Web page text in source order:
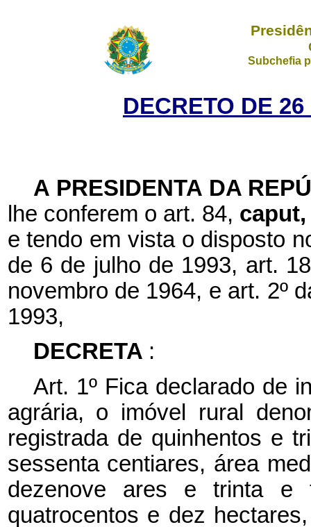
Subchefia
DECRETO DE
A PRESIDENTA DA
lhe conferem o art. 84,
e tendo em vista o disposto
de 6 de julho de 1993, art.
novembro de 1964, e art. 2º
1993,
DECRETA :
Art. 1º Fica declarado de
agrária, o imóvel rural
registrada de quinhentos e
sessenta centiares, área
dezenove ares e trinta e
quatrocentos e dez